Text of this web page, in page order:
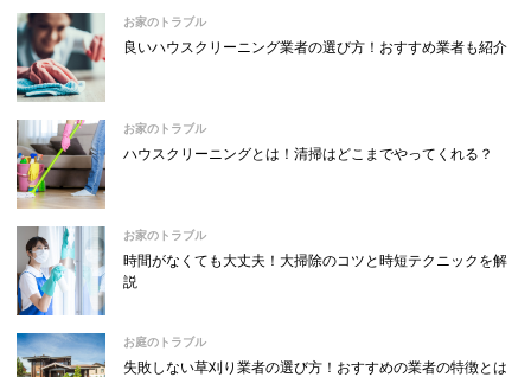
お家のトラブル
良いハウスクリーニング業者の選び方！おすすめ業者も紹介
お家のトラブル
ハウスクリーニングとは！清掃はどこまでやってくれる？
お家のトラブル
時間がなくても大丈夫！大掃除のコツと時短テクニックを解
説
お庭のトラブル
失敗しない草刈り業者の選び方！おすすめの業者の特徴とは